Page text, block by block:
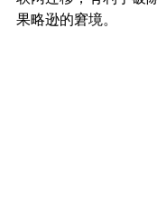
果略逊的窘境。